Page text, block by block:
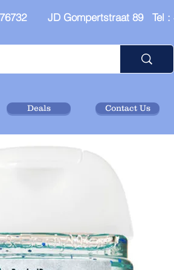
JD Gompertstraat 89 Tel :
Deals Contact Us